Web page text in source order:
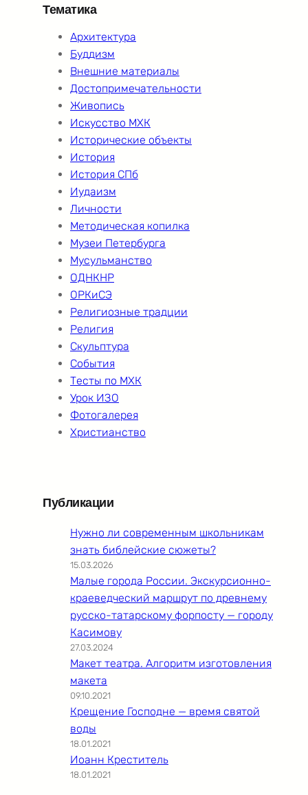
Тематика
Архитектура
Буддизм
Внешние материалы
Достопримечательности
Живопись
Искусство МХК
Исторические объекты
История
История СПб
Иудаизм
Личности
Методическая копилка
Музеи Петербурга
Мусульманство
ОДНКНР
ОРКиСЭ
Религиозные традции
Религия
Скульптура
События
Тесты по МХК
Урок ИЗО
Фотогалерея
Христианство
Публикации
Нужно ли современным школьникам
знать библейские сюжеты?
15.03.2026
Малые города России. Экскурсионно-
краеведческий маршрут по древнему
русско-татарскому форпосту — городу
Касимову
27.03.2024
Макет театра. Алгоритм изготовления
макета
09.10.2021
Крещение Господне — время святой
воды
18.01.2021
Иоанн Креститель
18.01.2021